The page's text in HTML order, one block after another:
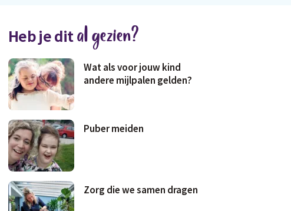
Heb je dital gezien?
Wat als voor jouw kind
andere mijlpalen gelden?
Puber meiden
Zorg die we samen dragen